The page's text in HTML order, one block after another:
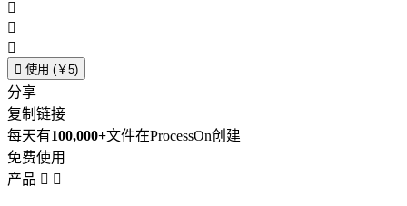



 使用 (￥5)
分享
复制链接
每天有100,000+文件在ProcessOn创建
免费使用
产品  